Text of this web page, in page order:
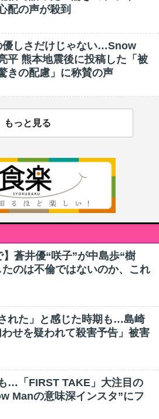
配の声が殺到
優しさだけじゃない…Snow
平 熊本地震後に投稿した「被
きの配慮」に称賛の声
もっと見る
】蒼井優“咲子”が中島歩“樹
のは不倫ではないのか、これ
れた」と感じた時期も…島崎
せを疑われて殺害予告」被害
…「FIRST TAKE」大注目の
Manの意味深インスタ”にフ